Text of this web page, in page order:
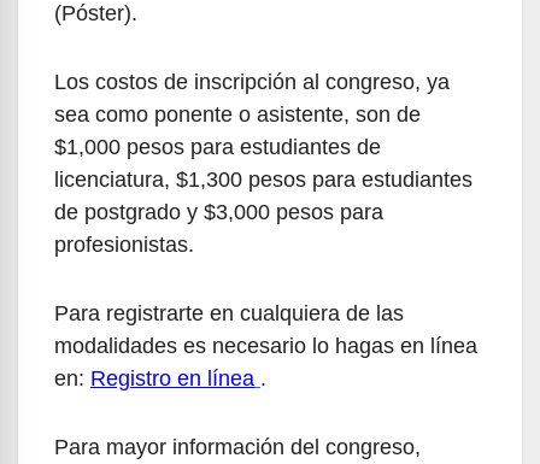
(Póster).
Los costos de inscripción al congreso, ya
sea como ponente o asistente, son de
$1,000 pesos para estudiantes de
licenciatura, $1,300 pesos para estudiantes
de postgrado y $3,000 pesos para
profesionistas.
Para registrarte en cualquiera de las
modalidades es necesario lo hagas en línea
en: Registro en línea .
Para mayor información del congreso,